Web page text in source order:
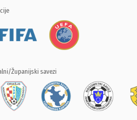
Županijski savezi